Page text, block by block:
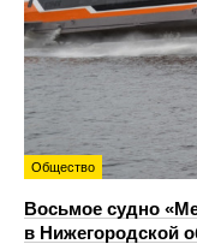
Общество
Восьмое судно
в Нижегородской